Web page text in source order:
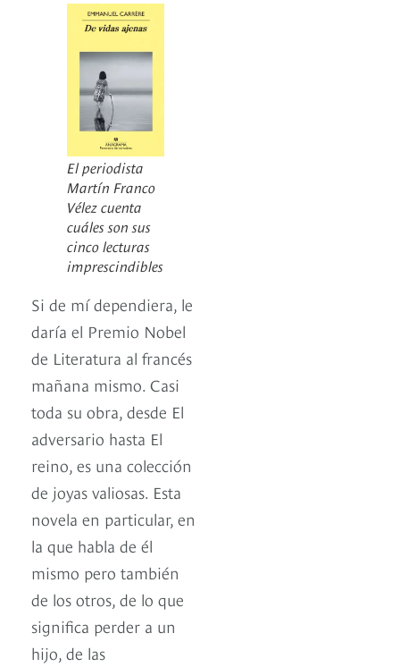
El periodista
Martín Franco
Vélez cuenta
cuáles son sus
cinco lecturas
imprescindibles
Si de mí dependiera, le
daría el Premio Nobel
de Literatura al francés
mañana mismo. Casi
toda su obra, desde El
adversario hasta El
reino, es una colección
de joyas valiosas. Esta
novela en particular, en
la que habla de él
mismo pero también
de los otros, de lo que
significa perder a un
hijo, de las